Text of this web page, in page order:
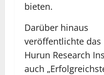
bieten.
Darüber hinaus
veröffentlichte das
Hurun Research
auch